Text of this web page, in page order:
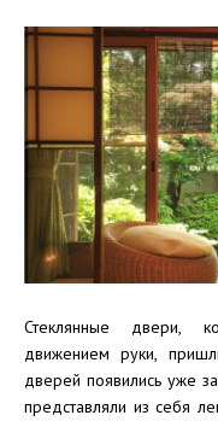
Стеклянные двери,
движением руки,
дверей появились уже
представляли из себя